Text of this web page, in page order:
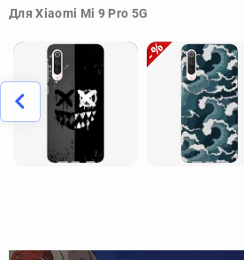
Для Xiaomi Mi 9 Pro 5G